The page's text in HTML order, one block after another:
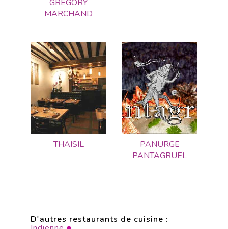
GREGORY
MARCHAND
THAISIL
PANURGE
PANTAGRUEL
D'autres restaurants de cuisine :